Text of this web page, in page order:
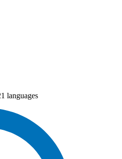
languages